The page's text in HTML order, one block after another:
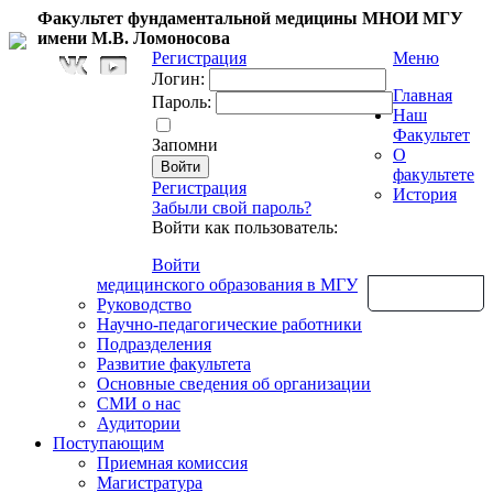
Факультет фундаментальной медицины МНОИ МГУ
имени М.В. Ломоносова
Регистрация
Логин:
Пароль:
Запомни
Регистрация
Забыли свой пароль?
Войти как пользователь:
Войти
Меню
Главная
Наш
Факультет
О
факультете
История
медицинского образования в МГУ
Руководство
Научно-педагогические работники
Подразделения
Развитие факультета
Основные сведения об организации
СМИ о нас
Аудитории
Поступающим
Приемная комиссия
Магистратура